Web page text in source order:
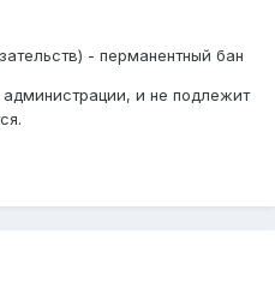
- перманентный бан
и не подлежит